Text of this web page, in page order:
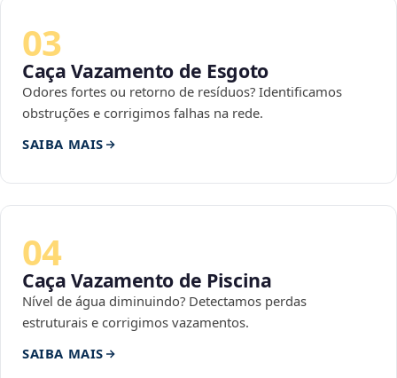
03
Caça Vazamento de Esgoto
Odores fortes ou retorno de resíduos? Identificamos
obstruções e corrigimos falhas na rede.
SAIBA MAIS
04
Caça Vazamento de Piscina
Nível de água diminuindo? Detectamos perdas
estruturais e corrigimos vazamentos.
SAIBA MAIS